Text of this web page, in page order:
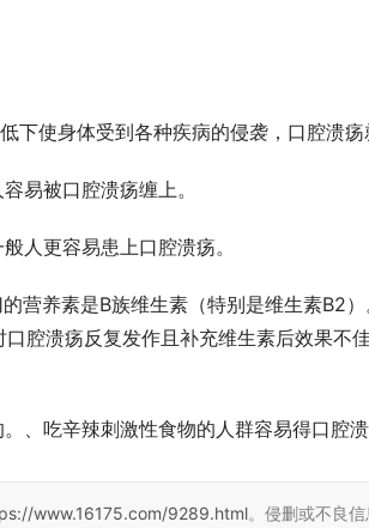
使身体受到各种疾病的侵袭，口腔溃疡
被口腔溃疡缠上。
人更容易患上口腔溃疡。
养素是B族维生素（特别是维生素B2）
腔溃疡反复发作且补充维生素后效果不
吃辛辣刺激性食物的人群容易得口腔溃
www.16175.com/9289.html。侵删或不良